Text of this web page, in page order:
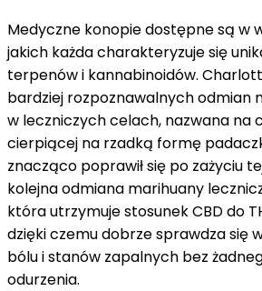
Jakie
są
najpopularniejsze
gatunki
marihuany
medycznej
Medyczne konopie dostępne są w
jakich każda charakteryzuje się
terpenów i kannabinoidów.
bardziej rozpoznawalnych odmian
w leczniczych celach, nazwana na
cierpiącej na rzadką formę
znacząco poprawił się po zażyciu
kolejna odmiana marihuany
która utrzymuje stosunek CBD do
dzięki czemu dobrze sprawdza się
bólu i stanów zapalnych bez
odurzenia.